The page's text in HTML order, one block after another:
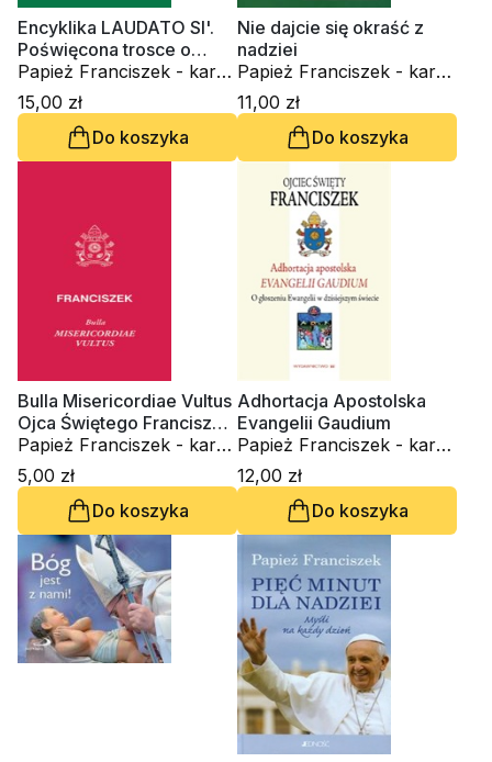
Encyklika LAUDATO SI'.
Poświęcona trosce o
wspólny dom
Papież Franciszek - kard.
Jorge Mario Bergoglio
15,00 zł
Do koszyka
Nie dajcie się okraść z
nadziei
Papież Franciszek - kard.
Jorge Mario Bergoglio
11,00 zł
Do koszyka
Bulla Misericordiae Vultus
Ojca Świętego Franciszka
o nadzwyczajnym
jubileuszu miłosierdzia
Papież Franciszek - kard.
Jorge Mario Bergoglio
5,00 zł
Do koszyka
Adhortacja Apostolska
Evangelii Gaudium
Papież Franciszek - kard.
Jorge Mario Bergoglio
12,00 zł
Do koszyka